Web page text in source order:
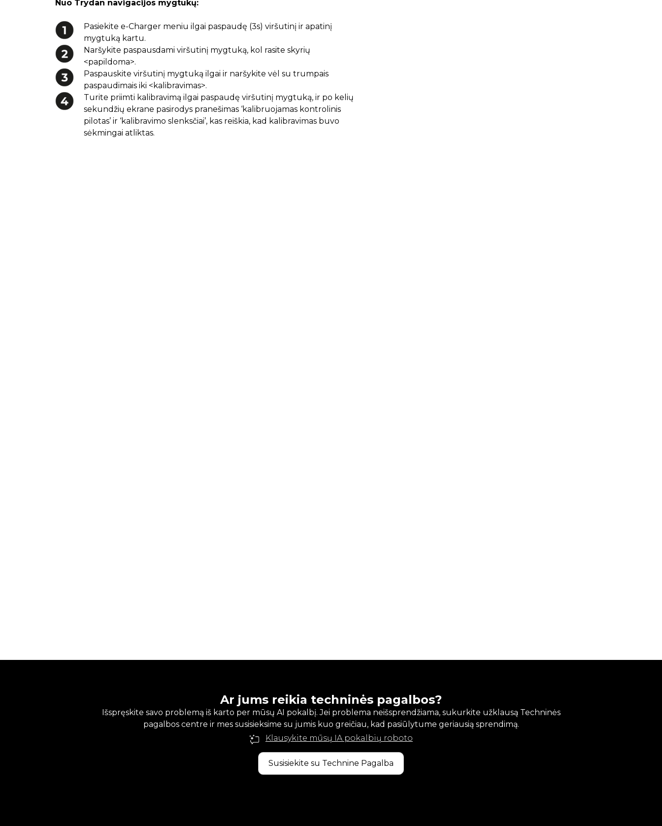
Nuo Trydan navigacijos mygtukų:
Pasiekite e-Charger meniu ilgai paspaudę (3s) viršutinį ir apatinį
mygtuką kartu.
Naršykite paspausdami viršutinį mygtuką, kol rasite skyrių
<papildoma>.
Paspauskite viršutinį mygtuką ilgai ir naršykite vėl su trumpais
paspaudimais iki <kalibravimas>.
Turite priimti kalibravimą ilgai paspaudę viršutinį mygtuką, ir po kelių
sekundžių ekrane pasirodys pranešimas ‘kalibruojamas kontrolinis
pilotas’ ir ‘kalibravimo slenksčiai’, kas reiškia, kad kalibravimas buvo
sėkmingai atliktas.
Ar jums reikia techninės pagalbos?
Išspręskite savo problemą iš karto per mūsų AI pokalbį. Jei problema neišsprendžiama, sukurkite užklausą Techninės
pagalbos centre ir mes susisieksime su jumis kuo greičiau, kad pasiūlytume geriausią sprendimą.
Klausykite mūsų IA pokalbių roboto
Susisiekite su Technine Pagalba